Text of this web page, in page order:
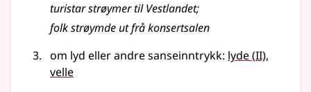
turistar strøymer til Vestlandet;
folk strøymde ut frå konsertsalen
om lyd eller andre sanseinntrykk: lyde(2
II),
velle